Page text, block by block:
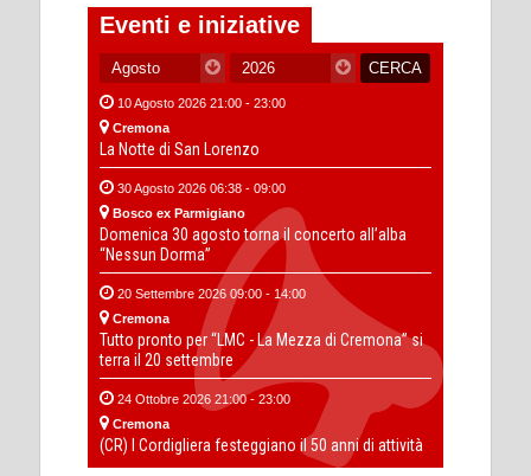
Eventi e iniziative
10 Agosto 2026 21:00 - 23:00
Cremona
La Notte di San Lorenzo
30 Agosto 2026 06:38 - 09:00
Bosco ex Parmigiano
Domenica 30 agosto torna il concerto all’alba
“Nessun Dorma”
20 Settembre 2026 09:00 - 14:00
Cremona
Tutto pronto per “LMC - La Mezza di Cremona” si
terra il 20 settembre
24 Ottobre 2026 21:00 - 23:00
Cremona
(CR) I Cordigliera festeggiano il 50 anni di attività